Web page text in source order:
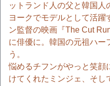
ットランド人の父と韓国人
ヨークでモデルとして活躍
ン監督の映画『The Cut
に俳優に。韓国の元祖ハー
う。
悩めるチフンがやっと笑顔
けてくれたミンジェ、そし